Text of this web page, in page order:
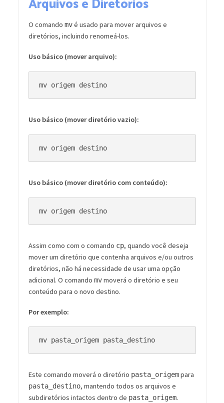
Arquivos e Diretórios
O comando mvé usado para mover arquivos e
diretórios, incluindo renomeá-los.
Uso básico (mover arquivo):
mv origem destino
Uso básico (mover diretório vazio):
mv origem destino
Uso básico (mover diretório com conteúdo):
mv origem destino
Assim como com o comando cp, quando você deseja
mover um diretório que contenha arquivos e/ou outros
diretórios, não há necessidade de usar uma opção
adicional. O comando mvmoverá o diretório e seu
conteúdo para o novo destino.
Por exemplo:
mv pasta_origem pasta_destino
Este comando moverá o diretório pasta_origempara
pasta_destino, mantendo todos os arquivos e
subdiretórios intactos dentro de pasta_origem.